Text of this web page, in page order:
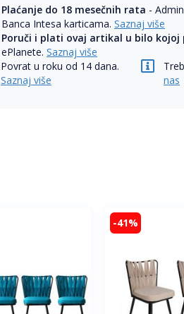
Plaćanje do 18 mesečnih rata -
Banca Intesa karticama.Saznaj više
Poruči i plati ovaj artikal u bilo kojoj
ePlanete.Saznaj više
Povrat u roku od 14 dana.
Saznaj više
nas
-41%